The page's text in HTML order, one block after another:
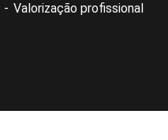
Valorização profissional